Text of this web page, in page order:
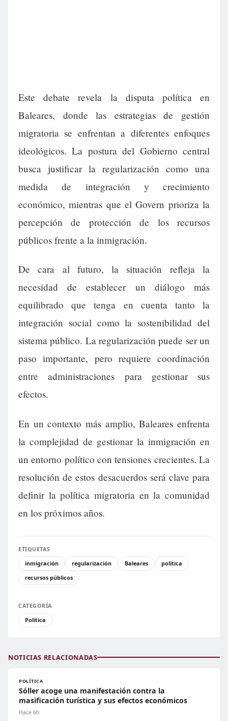
Este debate revela la disputa política en
Baleares, donde las estrategias de gestión
migratoria se enfrentan a diferentes enfoques
ideológicos. La postura del Gobierno central
busca justificar la regularización como una
medida de integración y crecimiento
económico, mientras que el Govern prioriza la
percepción de protección de los recursos
públicos frente a la inmigración.
De cara al futuro, la situación refleja la
necesidad de establecer un diálogo más
equilibrado que tenga en cuenta tanto la
integración social como la sostenibilidad del
sistema público. La regularización puede ser un
paso importante, pero requiere coordinación
entre administraciones para gestionar sus
efectos.
En un contexto más amplio, Baleares enfrenta
la complejidad de gestionar la inmigración en
un entorno político con tensiones crecientes. La
resolución de estos desacuerdos será clave para
definir la política migratoria en la comunidad
en los próximos años.
ETIQUETAS
inmigración
regularización Baleares
política
recursos públicos
CATEGORÍA
Política
NOTICIAS RELACIONADAS
POLÍTICA
Sóller acoge una manifestación contra la
masificación turística y sus efectos económicos
Hace 6h